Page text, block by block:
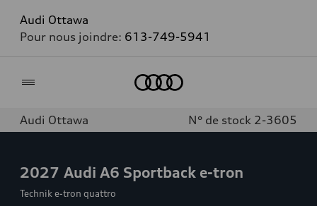
Audi Ottawa
Pour nous joindre: 613-749-5941
Audi Ottawa N° de stock 2-3605
2027 Audi A6 Sportback e-tron
Technik e-tron quattro